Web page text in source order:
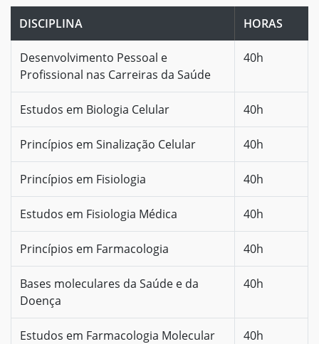
DISCIPLINA HORAS
Desenvolvimento Pessoal e
Profissional nas Carreiras da Saúde
40h
Estudos em Biologia Celular 40h
Princípios em Sinalização Celular 40h
Princípios em Fisiologia 40h
Estudos em Fisiologia Médica 40h
Princípios em Farmacologia 40h
Bases moleculares da Saúde e da
Doença
40h
Estudos em Farmacologia Molecular 40h